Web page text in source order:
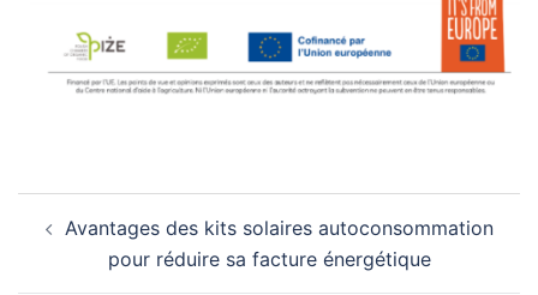
d’article
Avantages des kits solaires autoconsommation
pour réduire sa facture énergétique